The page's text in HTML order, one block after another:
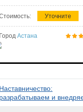
Уточните
Город Астана
Наставничество:
разрабатываем и